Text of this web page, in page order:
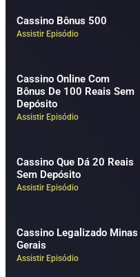
Cassino Bônus 500
Assistir Episódio
Cassino Online Com
Bônus De 100 Reais Sem
Depósito
Assistir Episódio
Cassino Que Dá 20 Reais
Sem Depósito
Assistir Episódio
Cassino Legalizado Minas
Gerais
Assistir Episódio